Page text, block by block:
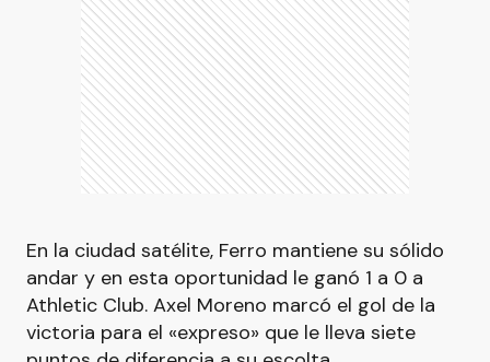
En la ciudad satélite, Ferro mantiene su sólido
andar y en esta oportunidad le ganó 1 a 0 a
Athletic Club. Axel Moreno marcó el gol de la
victoria para el «expreso» que le lleva siete